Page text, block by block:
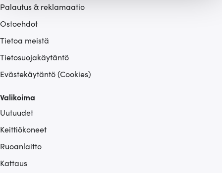
räätälöimiseen, sosiaalisen median ominaisuuksien
tukemiseen ja kävijämäärämme analysoimiseen. Lisäksi
sivustoamme. Kumppanimme voivat yhdistää näitä
tietoja muihin tietoihin, joita olet antanut heille tai joita on
Palautus & reklamaatio
Ostoehdot
Tietoa meistä
Tietosuojakäytäntö
Evästekäytäntö (Cookies)
Valikoima
Uutuudet
Keittiökoneet
Ruoanlaitto
Kattaus